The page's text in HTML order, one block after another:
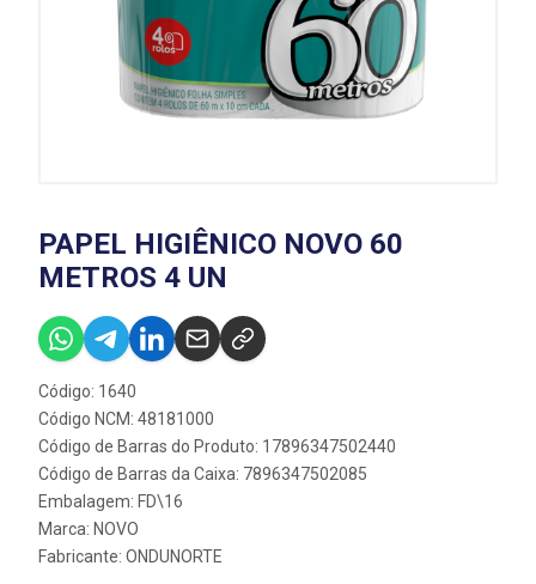
PAPEL HIGIÊNICO NOVO 60
METROS 4 UN
Código: 1640
Código NCM: 48181000
Código de Barras do Produto: 17896347502440
Código de Barras da Caixa: 7896347502085
Embalagem: FD\16
Marca: NOVO
Fabricante: ONDUNORTE